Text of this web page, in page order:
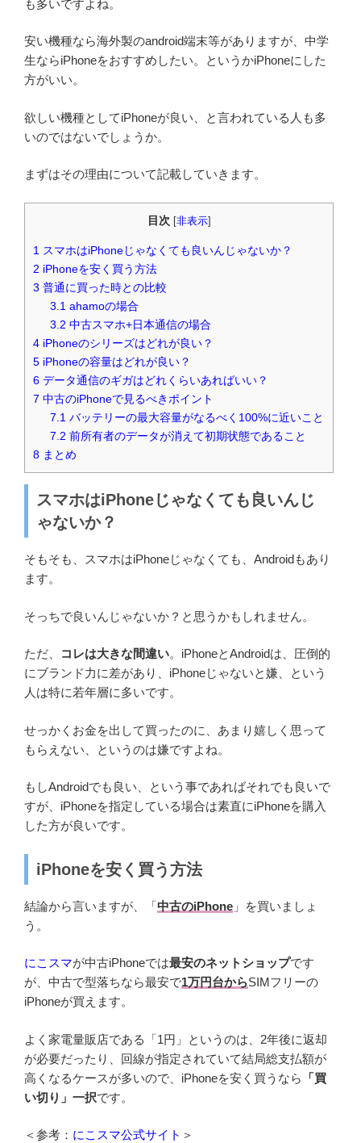
も多いですよね。
安い機種なら海外製のandroid端末等がありますが、中学
生ならiPhoneをおすすめしたい。というかiPhoneにした
方がいい。
欲しい機種としてiPhoneが良い、と言われている人も多
いのではないでしょうか。
まずはその理由について記載していきます。
目次 [非表示]
1 スマホはiPhoneじゃなくても良いんじゃないか？
2 iPhoneを安く買う方法
3 普通に買った時との比較
3.1 ahamoの場合
3.2 中古スマホ+日本通信の場合
4 iPhoneのシリーズはどれが良い？
5 iPhoneの容量はどれが良い？
6 データ通信のギガはどれくらいあればいい？
7 中古のiPhoneで見るべきポイント
7.1 バッテリーの最大容量がなるべく100%に近いこと
7.2 前所有者のデータが消えて初期状態であること
8 まとめ
スマホはiPhoneじゃなくても良いんじ
ゃないか？
そもそも、スマホはiPhoneじゃなくても、Androidもあり
ます。
そっちで良いんじゃないか？と思うかもしれません。
ただ、 コレは大きな間違い。iPhoneとAndroidは、圧倒的
にブランド力に差があり、iPhoneじゃないと嫌、という
人は特に若年層に多いです。
せっかくお金を出して買ったのに、あまり嬉しく思って
もらえない、というのは嫌ですよね。
もしAndroidでも良い、という事であればそれでも良いで
すが、iPhoneを指定している場合は素直にiPhoneを購入
した方が良いです。
iPhoneを安く買う方法
結論から言いますが、「中古のiPhone 」を買いましょ
う。
にこスマが中古iPhoneでは最安のネットショップです
が、中古で型落ちなら最安で1万円台からSIMフリーの
iPhoneが買えます。
よく家電量販店である「1円」というのは、2年後に返却
が必要だったり、回線が指定されていて結局総支払額が
高くなるケースが多いので、iPhoneを安く買うなら
「買
い切り」一択です。
＜参考： にこスマ公式サイト ＞